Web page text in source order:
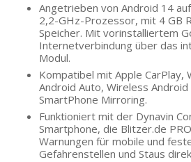
Angetrieben von Android 14
2,2-GHz-Prozessor, mit 4 GB
Speicher. Mit vorinstalliertem
Internetverbindung über das
Modul.
Kompatibel mit Apple CarPlay,
Android Auto, Wireless
SmartPhone Mirroring.
Funktioniert mit der Dynavin
Smartphone, die Blitzer.de
Warnungen für mobile und
Gefahrenstellen und Staus